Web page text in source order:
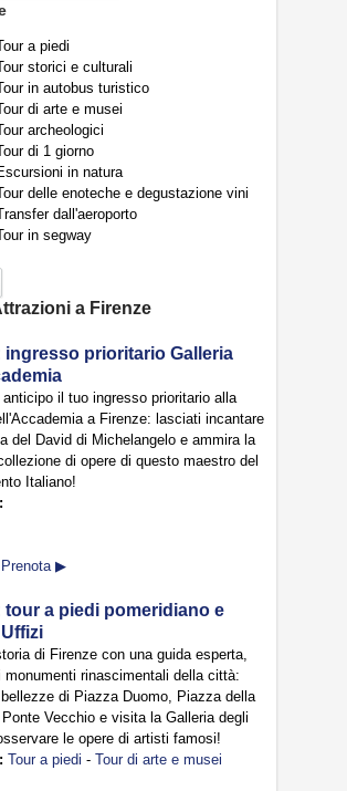
a piedi
storici e culturali
in autobus turistico
di arte e musei
archeologici
di 1 giorno
in natura
delle enoteche e degustazione vini
dall'aeroporto
in segway
a Firenze
ingresso prioritario Galleria
anticipo il tuo ingresso prioritario alla
a Firenze: lasciati incantare
del David di Michelangelo e ammira la
di opere di questo maestro del
Italiano!
Prenota ▶
tour a piedi pomeridiano e
di Firenze con una guida esperta,
rinascimentali della città:
di Piazza Duomo, Piazza della
Vecchio e visita la Galleria degli
le opere di artisti famosi!
Tour a piedi - Tour di arte e musei